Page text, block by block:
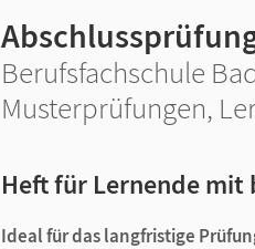
Berufsfachschule
Musterprüfungen,
Heft für Lernende mit
Ideal für das langfristige